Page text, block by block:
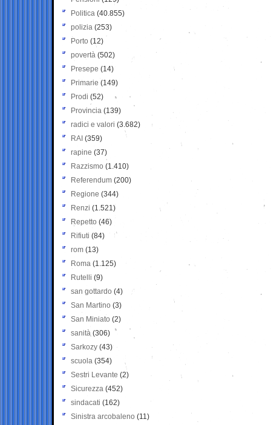
Politica (40.855)
polizia (253)
Porto (12)
povertà (502)
Presepe (14)
Primarie (149)
Prodi (52)
Provincia (139)
radici e valori (3.682)
RAI (359)
rapine (37)
Razzismo (1.410)
Referendum (200)
Regione (344)
Renzi (1.521)
Repetto (46)
Rifiuti (84)
rom (13)
Roma (1.125)
Rutelli (9)
san gottardo (4)
San Martino (3)
San Miniato (2)
sanità (306)
Sarkozy (43)
scuola (354)
Sestri Levante (2)
Sicurezza (452)
sindacati (162)
Sinistra arcobaleno (11)